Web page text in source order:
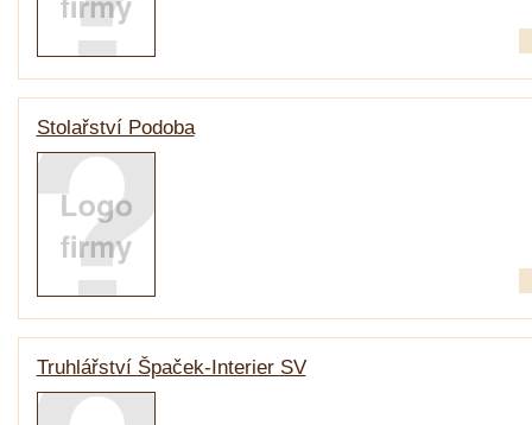
Stolařství Podoba
Truhlářství Špaček-Interier SV